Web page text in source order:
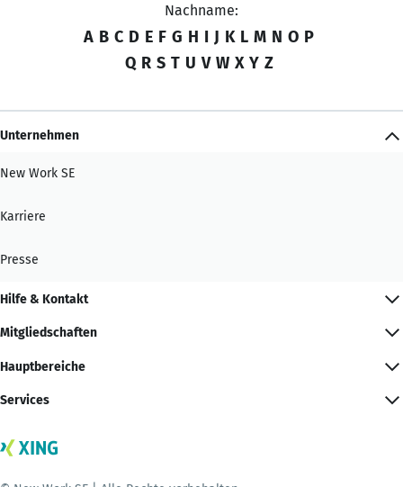
Nachname:
A B C D E F G H I J K L M N O P
Q R S T U V W X Y Z
Unternehmen
New Work SE
Karriere
Presse
Hilfe & Kontakt
Mitgliedschaften
Hauptbereiche
Services